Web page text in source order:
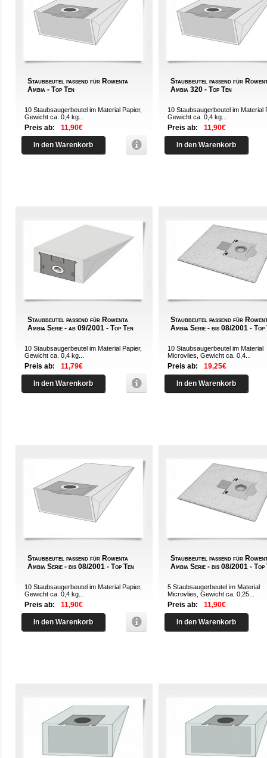
Staubbeutel passend für Rowenta
Ambia - Top Ten
10 Staubsaugerbeutel im Material Papier,
Gewicht ca. 0,4 kg...
Preis ab: 11,90€
In den Warenkorb
Staubbeutel passend für
Ambia 320 - Top Ten
10 Staubsaugerbeutel im Material
Gewicht ca. 0,4 kg...
Preis ab: 11,90€
In den Warenkorb
Staubbeutel passend für Rowenta
Ambia Serie - ab 09/2001 - Top Ten
10 Staubsaugerbeutel im Material Papier,
Gewicht ca. 0,4 kg...
Preis ab: 11,79€
In den Warenkorb
Staubbeutel passend für
Ambia Serie - bis 08/2001 - Top
10 Staubsaugerbeutel im Material
Microvlies, Gewicht ca. 0,4...
Preis ab: 19,25€
In den Warenkorb
Staubbeutel passend für Rowenta
Ambia Serie - bis 08/2001 - Top Ten
10 Staubsaugerbeutel im Material Papier,
Gewicht ca. 0,4 kg...
Preis ab: 11,90€
In den Warenkorb
Staubbeutel passend für
Ambia Serie - bis 08/2001 - Top
5 Staubsaugerbeutel im Material
Microvlies, Gewicht ca. 0,25...
Preis ab: 11,90€
In den Warenkorb